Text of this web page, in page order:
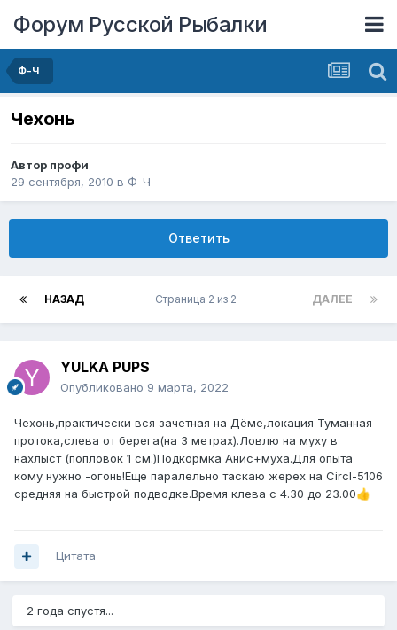
Форум Русской Рыбалки
Ф-Ч
Чехонь
Автор профи
29 сентября, 2010 в Ф-Ч
Ответить
НАЗАД ДАЛЕЕ
Страница 2 из 2
YULKA PUPS
Опубликовано 9 марта, 2022
Чехонь,практически вся зачетная на Дёме,локация Туманная
протока,слева от берега(на 3 метрах).Ловлю на муху в
нахлыст (попловок 1 см.)Подкормка Анис+муха.Для опыта
кому нужно -огонь!Еще паралельно таскаю жерех на Circl-5106
средняя на быстрой подводке.Время клева с 4.30 до 23.00👍
Цитата
2 года спустя...